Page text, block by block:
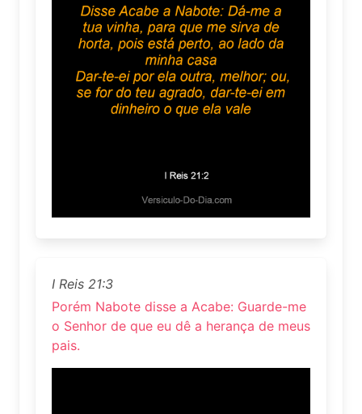
I Reis 21:3
Porém Nabote disse a Acabe: Guarde-me
o Senhor de que eu dê a herança de meus
pais.